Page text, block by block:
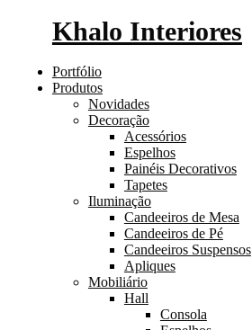
Khalo Interiores
Portfólio
Produtos
Novidades
Decoração
Acessórios
Espelhos
Painéis Decorativos
Tapetes
Iluminação
Candeeiros de Mesa
Candeeiros de Pé
Candeeiros Suspensos
Apliques
Mobiliário
Hall
Consola